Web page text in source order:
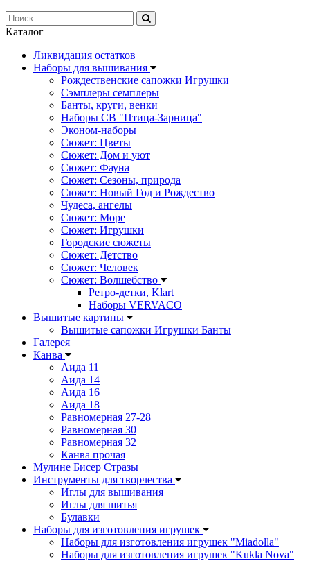
Каталог
Ликвидация остатков
Наборы для вышивания
Рождественские сапожки Игрушки
Сэмплеры семплеры
Банты, круги, венки
Наборы СВ "Птица-Зарница"
Эконом-наборы
Сюжет: Цветы
Сюжет: Дом и уют
Сюжет: Фауна
Сюжет: Сезоны, природа
Сюжет: Новый Год и Рождество
Чудеса, ангелы
Сюжет: Море
Сюжет: Игрушки
Городские сюжеты
Сюжет: Детство
Сюжет: Человек
Сюжет: Волшебство
Ретро-детки, Klart
Наборы VERVACO
Вышитые картины
Вышитые сапожки Игрушки Банты
Галерея
Канва
Аида 11
Аида 14
Аида 16
Аида 18
Равномерная 27-28
Равномерная 30
Равномерная 32
Канва прочая
Мулине Бисер Стразы
Инструменты для творчества
Иглы для вышивания
Иглы для шитья
Булавки
Наборы для изготовления игрушек
Наборы для изготовления игрушек "Miadolla"
Наборы для изготовления игрушек "Kukla Nova"